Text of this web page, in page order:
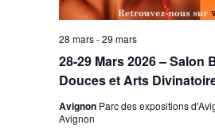
28-29 Mars 2026 – Salon
Douces et Arts
28 mars-29 mars
Avignon Parc des expositions
Avignon